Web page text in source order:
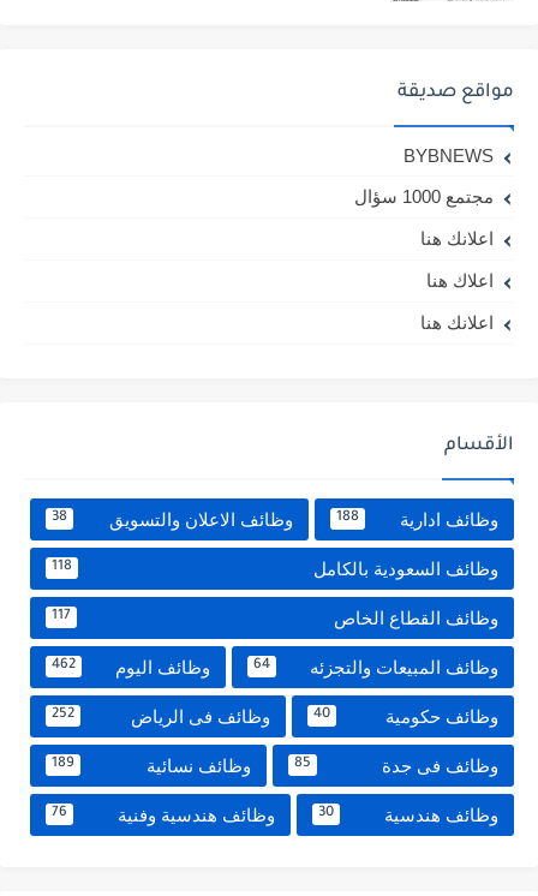
مواقع صديقة
BYBNEWS
مجتمع 1000 سؤال
اعلانك هنا
اعلاك هنا
اعلانك هنا
الأقسام
وظائف ادارية 188 وظائف الاعلان والتسويق 38
وظائف السعودية بالكامل 118
وظائف القطاع الخاص 117
وظائف المبيعات والتجزئه 64 وظائف اليوم 462
وظائف حكومية 40 وظائف فى الرياض 252
وظائف فى جدة 85 وظائف نسائية 189
وظائف هندسية 30 وظائف هندسية وفنية 76